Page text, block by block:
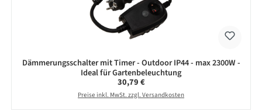
Dämmerungsschalter mit Timer - Outdoor IP44 - max 2300W -
Ideal für Gartenbeleuchtung
Regulärer Preis:
30,79 €
Preise inkl. MwSt. zzgl. Versandkosten